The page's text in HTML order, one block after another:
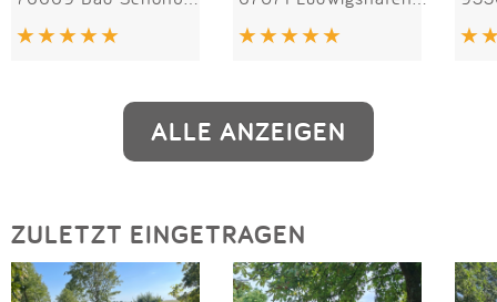
ALLE ANZEIGEN
ZULETZT EINGETRAGEN